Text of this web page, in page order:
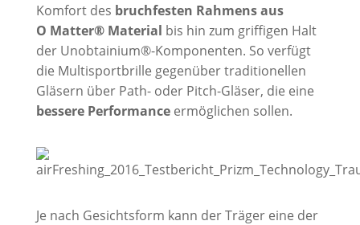
Komfort des bruchfesten Rahmens aus
O Matter® Material bis hin zum griffigen Halt
der Unobtainium®-Komponenten. So verfügt
die Multisportbrille gegenüber traditionellen
Gläsern über Path- oder Pitch-Gläser, die eine
bessere Performanceermöglichen sollen.
Je nach Gesichtsform kann der Träger eine der